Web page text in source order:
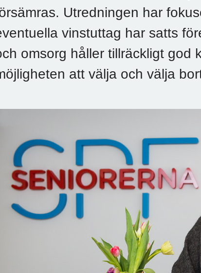
Utredningen har
vinstuttag har satts
omsorg håller tillräckligt god
att välja och välja